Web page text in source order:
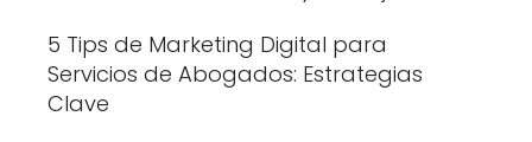
5 Tips de Marketing Digital para
Servicios de Abogados: Estrategias
Clave